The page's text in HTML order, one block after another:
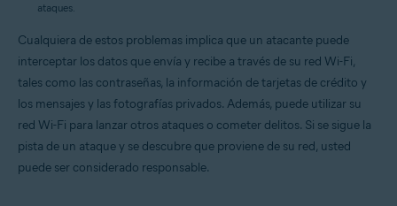
ataques.
Cualquiera de estos problemas implica que un atacante puede
interceptar los datos que envía y recibe a través de su red Wi-Fi,
tales como las contraseñas, la información de tarjetas de crédito y
los mensajes y las fotografías privados. Además, puede utilizar su
red Wi-Fi para lanzar otros ataques o cometer delitos. Si se sigue la
pista de un ataque y se descubre que proviene de su red, usted
puede ser considerado responsable.